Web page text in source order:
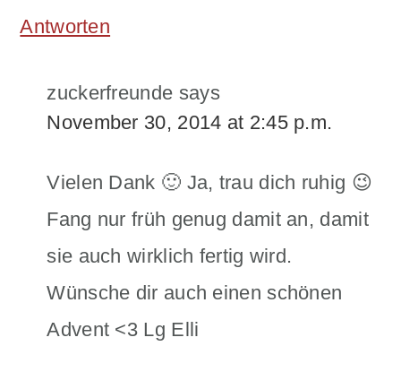
Antworten
zuckerfreunde says
November 30, 2014 at 2:45 p.m.
Vielen Dank 🙂 Ja, trau dich ruhig 😉
Fang nur früh genug damit an, damit
sie auch wirklich fertig wird.
Wünsche dir auch einen schönen
Advent <3 Lg Elli